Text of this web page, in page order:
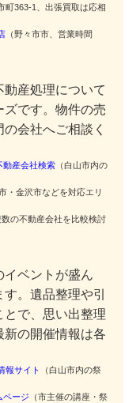
町363-1、出張買取は応相
（野々市市、営業時間
産処理について
ズです。物件の売
会社へご相談く
動産会社検索 （白山市内の
市・金沢市などを対応エリ
数の不動産会社を比較検討
イベントが盛ん
。遺品整理や引
とで、思い出整理
の開催情報は各
報サイト
（白山市内の祭
ページ （市主催の講座・祭